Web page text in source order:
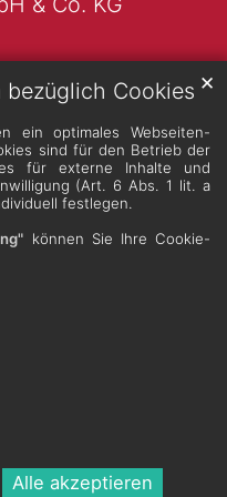
Cookies
ein optimales Webseiten-
sind für den Betrieb der
für externe Inhalte und
(Art. 6 Abs. 1 lit. a
festlegen.
können Sie Ihre Cookie-
Alle akzeptieren
✕